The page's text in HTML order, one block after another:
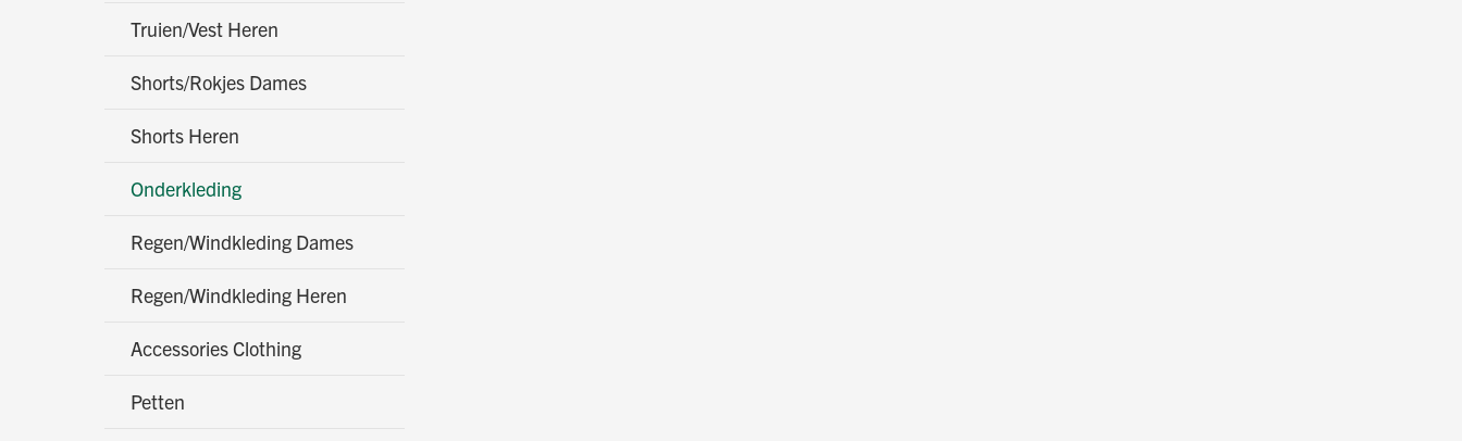
Truien/Vest Heren
Shorts/Rokjes Dames
Shorts Heren
Onderkleding
Regen/Windkleding Dames
Regen/Windkleding Heren
Accessories Clothing
Petten